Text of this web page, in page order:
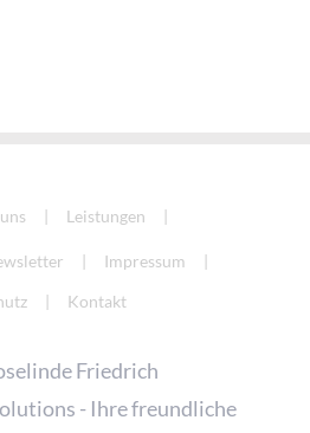
Leistungen
Impressum
Kontakt
Friedrich
- Ihre freundliche